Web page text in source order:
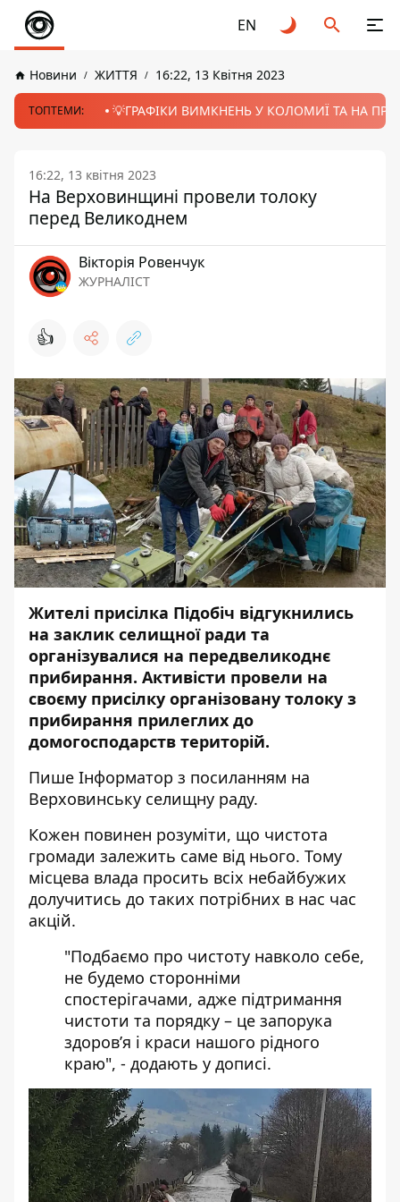
EN
Новини ЖИТТЯ 16:22, 13 Квітня 2023
ТОПТЕМИ: 💡ГРАФІКИ ВИМКНЕНЬ У КОЛОМИЇ ТА НА
16:22, 13 квітня 2023
На Верховинщині провели толоку
перед Великоднем
Вікторія Ровенчук
ЖУРНАЛІСТ
👍
Жителі присілка Підобіч відгукнились
на заклик селищної ради та
організувалися на передвеликоднє
прибирання. Активісти провели на
своєму присілку організовану толоку з
прибирання прилеглих до
домогосподарств територій.
Пише Інформатор з посиланням на
Верховинську селищну раду.
Кожен повинен розуміти, що чистота
громади залежить саме від нього. Тому
місцева влада просить всіх небайбужих
долучитись до таких потрібних в нас час
акцій.
"Подбаємо про чистоту навколо себе,
не будемо сторонніми
спостерігачами, адже підтримання
чистоти та порядку – це запорука
здоров’я і краси нашого рідного
краю", - додають у дописі.